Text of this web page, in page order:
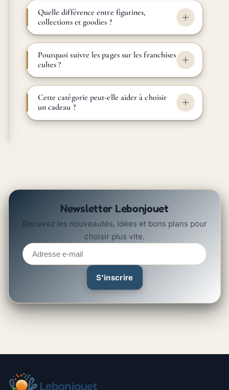
Quelle différence entre figurines,
collections et goodies ?
Pourquoi suivre les pages sur les franchises
cultes ?
Cette catégorie peut-elle aider à choisir
un cadeau ?
Newsletter Lebonjouet
Recevez les nouveautés, idées et bons plans pour
choisir plus vite.
Adresse
e-
S'inscrire